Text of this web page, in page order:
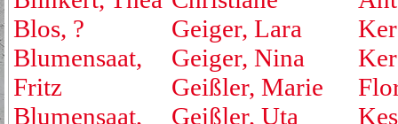
Blos, ?
Blumensaat,
Fritz
Blumensaat,
Geiger, Lara
Geiger, Nina
Geißler, Marie
Geißler, Uta